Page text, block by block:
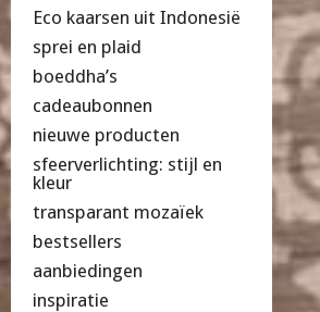
Eco kaarsen uit Indonesië
sprei en plaid
boeddha’s
cadeaubonnen
nieuwe producten
sfeerverlichting: stijl en
kleur
transparant mozaïek
bestsellers
aanbiedingen
inspiratie